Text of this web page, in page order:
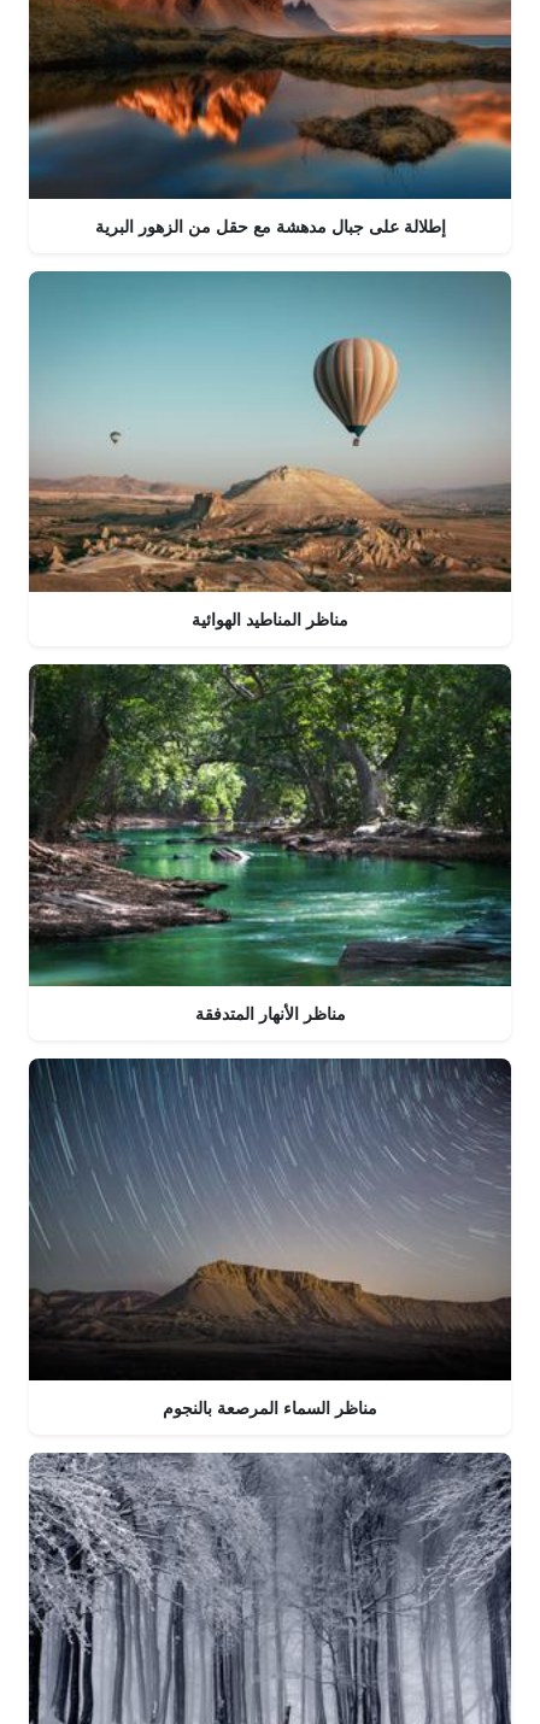
إطلالة على جبال مدهشة مع حقل من الزهور البرية
مناظر المناطيد الهوائية
مناظر الأنهار المتدفقة
مناظر السماء المرصعة بالنجوم